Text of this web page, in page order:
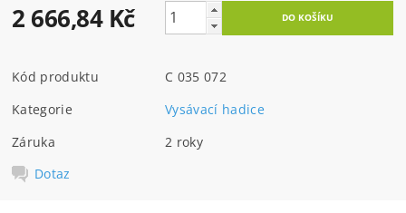
2 666,84 Kč
Kód produktu
C 035 072
Kategorie
Vysávací hadice
Záruka
2 roky
Dotaz